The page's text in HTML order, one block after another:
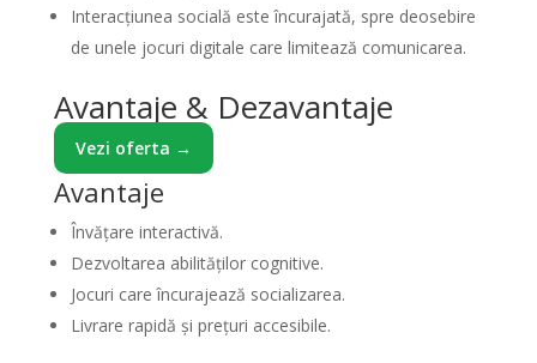
Interacțiunea socială este încurajată, spre deosebire
de unele jocuri digitale care limitează comunicarea.
Avantaje & Dezavantaje
Vezi oferta →
Avantaje
Învățare interactivă.
Dezvoltarea abilităților cognitive.
Jocuri care încurajează socializarea.
Livrare rapidă și prețuri accesibile.